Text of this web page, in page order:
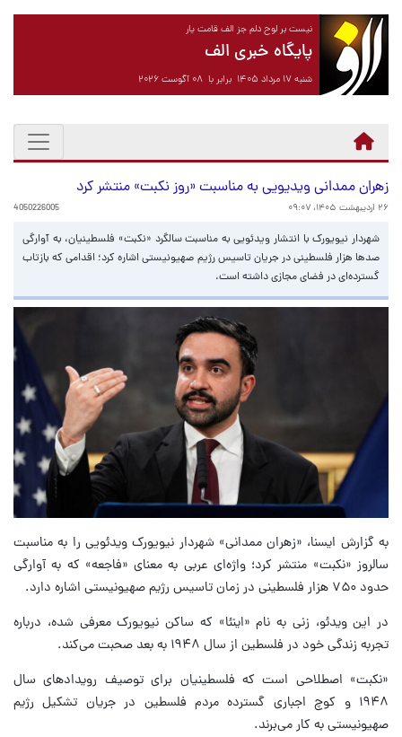
نیست بر لوح دلم جز الف قامت یار
پایگاه خبری الف
شنبه ۱۷ مرداد ۱۴۰۵ برابر با ۰۸ آگوست ۲۰۲۶
زهران ممدانی ویدیویی به مناسبت «روز نکبت» منتشر کرد
۲۶ اردیبهشت ۱۴۰۵، ۰۹:۰۷ 4050226005
شهردار نیویورک با انتشار ویدئویی به مناسبت سالگرد «نکبت» فلسطینیان، به آوارگی
صدها هزار فلسطینی در جریان تاسیس رژیم صهیونیستی اشاره کرد؛ اقدامی که بازتاب
گسترده‌ای در فضای مجازی داشته است.
به گزارش ایسنا، «زهران ممدانی» شهردار نیویورک ویدئویی را به مناسبت
سالروز «نکبت» منتشر کرد؛ واژه‌ای عربی به معنای «فاجعه» که به آوارگی
حدود ۷۵۰ هزار فلسطینی در زمان تاسیس رژیم صهیونیستی اشاره دارد.
در این ویدئو، زنی به نام «اینئا» که ساکن نیویورک معرفی شده، درباره
تجربه زندگی خود در فلسطین از سال ۱۹۴۸ به بعد صحبت می‌کند.
«نکبت» اصطلاحی است که فلسطینیان برای توصیف رویدادهای سال
۱۹۴۸ و کوچ اجباری گسترده مردم فلسطین در جریان تشکیل رژیم
صهیونیستی به کار می‌برند.